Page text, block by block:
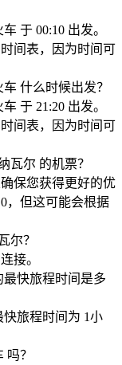
于 00:10 出发。
间表，因为时间可
什么时候出发？
于 21:20 出发。
间表，因为时间可
瓦尔 的机票？
保您获得更好的优
，但这可能会根据
尔？
接。
快旅程时间是多
旅程时间为 1小
？